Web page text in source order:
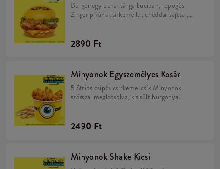
Burger egy puha, sárga buciban, ropogós
Zinger pikáns csirkemellel, cheddar sajttal,
2890 Ft
Minyonok Egyszemélyes Kosár
5 Strips csípős csirkemellcsík Minyonok
szósszal meglocsolva, kis sült burgonya.
2490 Ft
Minyonok Shake Kicsi